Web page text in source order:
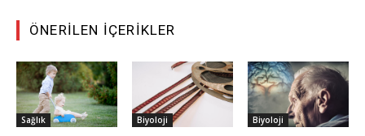
ÖNERILEN İÇERIKLER
Sağlık Biyoloji Biyoloji